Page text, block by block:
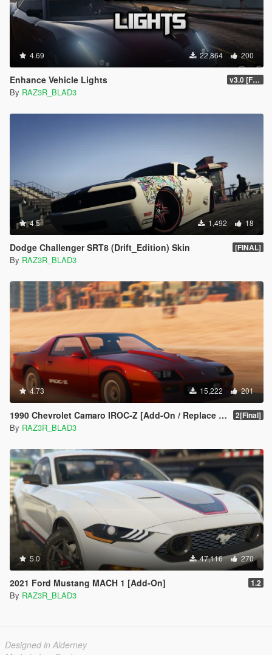
4.69 22,864 200
Enhance Vehicle Lights v3.0 [FINAL]
By RAZ3R_BLAD3
4.5 1,492 18
Dodge Challenger SRT8 (Drift_Edition) Skin [FINAL]
By RAZ3R_BLAD3
4.73 15,222 201
1990 Chevrolet Camaro IROC-Z [Add-On / Replace | LODs] 2[Final]
By RAZ3R_BLAD3
5.0 47,116 270
2021 Ford Mustang MACH 1 [Add-On] 1.2
By RAZ3R_BLAD3
Designed in Alderney